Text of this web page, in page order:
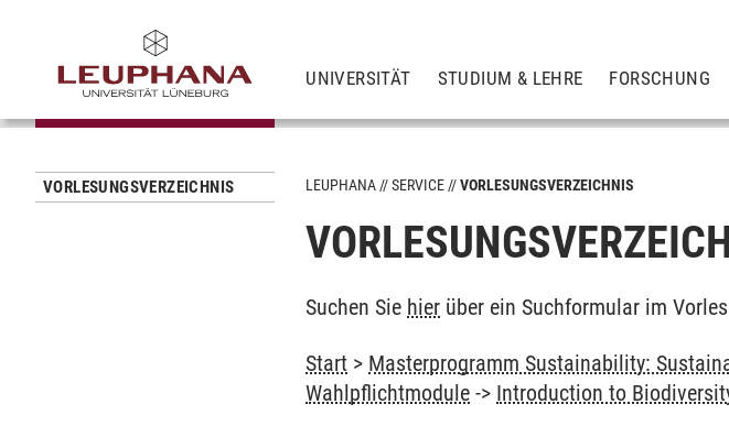
UNIVERSITÄT STUDIUM & LEHRE FORSCHUNG
VORLESUNGSVERZEICHNIS LEUPHANA SERVICE VORLESUNGSVERZEICHNIS
Suchen Sie hier über ein Suchformular im
Start > Masterprogramm Sustainability:
Wahlpflichtmodule -> Introduction to